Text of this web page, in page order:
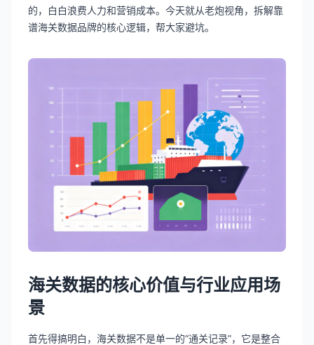
的，白白浪费人力和营销成本。今天就从老炮视角，拆解靠
谱海关数据品牌的核心逻辑，帮大家避坑。
海关数据的核心价值与行业应用场
景
首先得搞明白，海关数据不是单一的“通关记录”，它是整合